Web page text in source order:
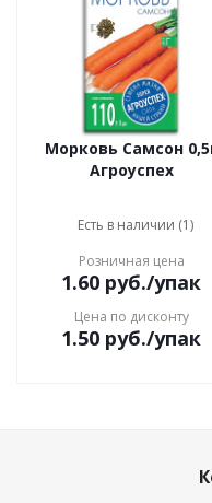
Морковь Самсон
Агроуспех
Есть в наличии (1)
Розничная цена
1.60 руб./упак
Цена по дисконту
1.50 руб./упак